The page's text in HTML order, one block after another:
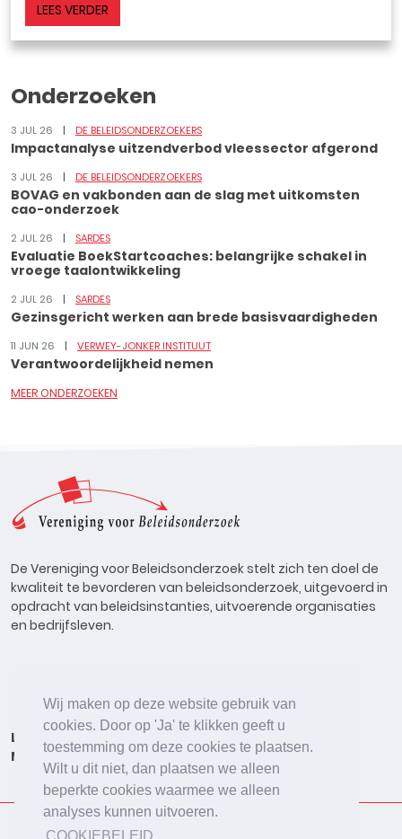
Wij maken op deze website gebruik van
cookies. Door op 'Ja' te klikken geeft u
toestemming om deze cookies te plaatsen.
Wilt u dit niet, dan plaatsen we alleen
beperkte cookies waarmee we alleen
analyses kunnen uitvoeren.
LEES VERDER
Onderzoeken
3 JUL 26 DE BELEIDSONDERZOEKERS
Impactanalyse uitzendverbod vleessector afgerond
3 JUL 26 DE BELEIDSONDERZOEKERS
BOVAG en vakbonden aan de slag met uitkomsten
cao-onderzoek
2 JUL 26 SARDES
Evaluatie BoekStartcoaches: belangrijke schakel in
vroege taalontwikkeling
2 JUL 26 SARDES
Gezinsgericht werken aan brede basisvaardigheden
11 JUN 26 VERWEY-JONKER INSTITUUT
Verantwoordelijkheid nemen
MEER ONDERZOEKEN
De Vereniging voor Beleidsonderzoek stelt zich ten doel de
kwaliteit te bevorderen van beleidsonderzoek, uitgevoerd in
opdracht van beleidsinstanties, uitvoerende organisaties
en bedrijfsleven.
Lid worden Onderzoeken Agenda
Vacatures
Meldpunt Beleidsonderzoek Online